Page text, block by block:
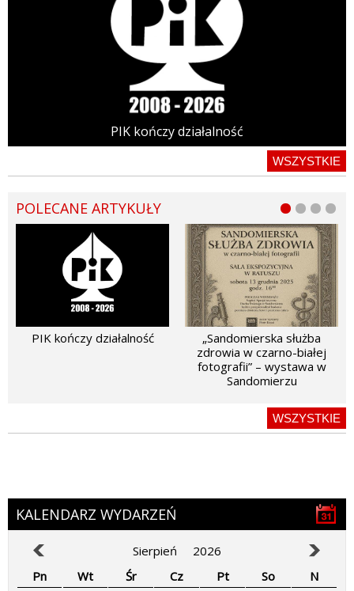
PIK kończy działalność
WSZYSTKIE
POLECANE ARTYKUŁY
PIK kończy działalność
„Sandomierska służba
zdrowia w czarno-białej
fotografii” – wystawa w
Sandomierzu
WSZYSTKIE
KALENDARZ WYDARZEŃ
Sierpień
2026
Pn
Wt Śr Cz Pt So
N